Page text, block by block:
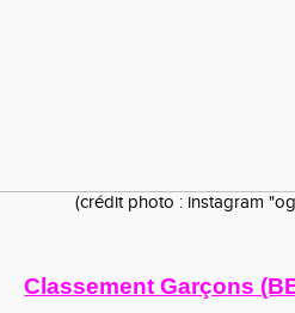
(crédit photo : instagram
Classement Garçons